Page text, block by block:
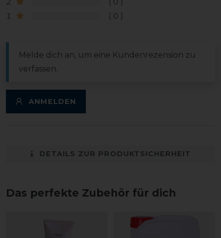
2
0
1
0
Melde dich an, um eine Kundenrezension zu
verfassen.
ANMELDEN
DETAILS ZUR PRODUKTSICHERHEIT
Das perfekte Zubehör für dich